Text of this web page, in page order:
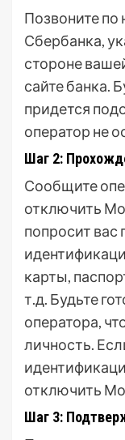
Позвоните по
Сбербанка,
стороне
сайте банка.
придется
оператор не
Шаг 2:
Сообщите
отключить
попросит вас
карты,
т.д. Будьте
оператора,
личность.
отключить
Шаг 3: